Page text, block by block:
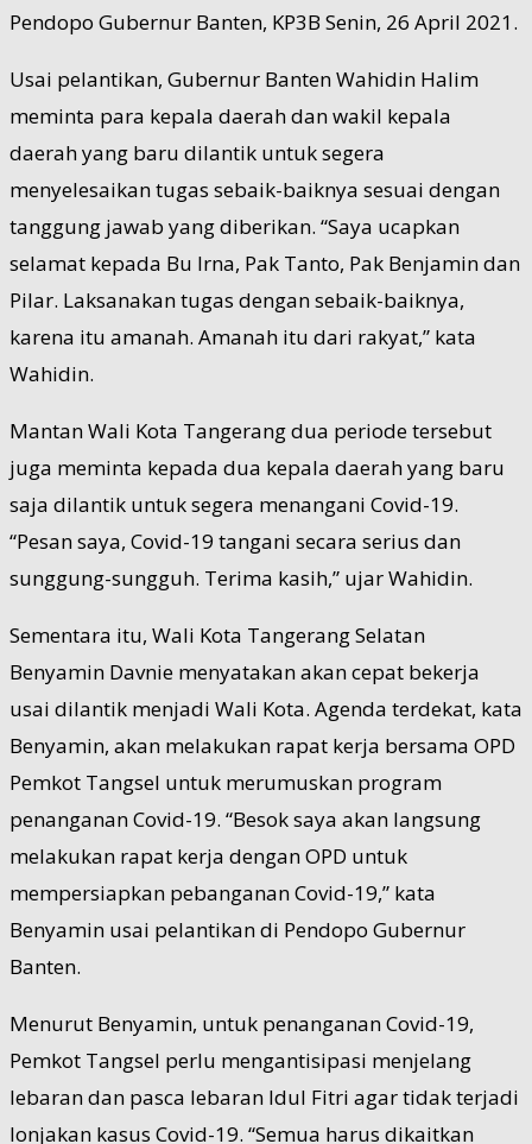
Pendopo Gubernur Banten, KP3B Senin, 26 April 2021.
Usai pelantikan, Gubernur Banten Wahidin Halim
meminta para kepala daerah dan wakil kepala
daerah yang baru dilantik untuk segera
menyelesaikan tugas sebaik-baiknya sesuai dengan
tanggung jawab yang diberikan. “Saya ucapkan
selamat kepada Bu Irna, Pak Tanto, Pak Benjamin dan
Pilar. Laksanakan tugas dengan sebaik-baiknya,
karena itu amanah. Amanah itu dari rakyat,” kata
Wahidin.
Mantan Wali Kota Tangerang dua periode tersebut
juga meminta kepada dua kepala daerah yang baru
saja dilantik untuk segera menangani Covid-19.
“Pesan saya, Covid-19 tangani secara serius dan
sunggung-sungguh. Terima kasih,” ujar Wahidin.
Sementara itu, Wali Kota Tangerang Selatan
Benyamin Davnie menyatakan akan cepat bekerja
usai dilantik menjadi Wali Kota. Agenda terdekat, kata
Benyamin, akan melakukan rapat kerja bersama OPD
Pemkot Tangsel untuk merumuskan program
penanganan Covid-19. “Besok saya akan langsung
melakukan rapat kerja dengan OPD untuk
mempersiapkan pebanganan Covid-19,” kata
Benyamin usai pelantikan di Pendopo Gubernur
Banten.
Menurut Benyamin, untuk penanganan Covid-19,
Pemkot Tangsel perlu mengantisipasi menjelang
lebaran dan pasca lebaran Idul Fitri agar tidak terjadi
lonjakan kasus Covid-19. “Semua harus dikaitkan